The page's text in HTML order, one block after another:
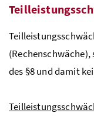
des §8 und damit